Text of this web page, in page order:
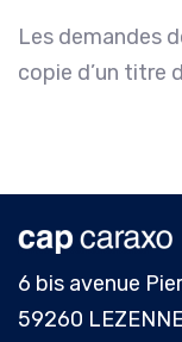
Les demandes
copie d’un titre
6 bis avenue
59260